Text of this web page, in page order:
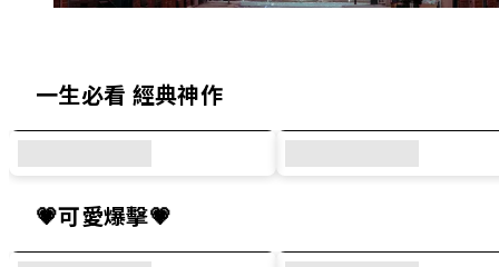
一生必看 經典神作
💗可愛爆擊💗